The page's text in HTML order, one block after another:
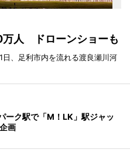
万人 ドローンショーも
日、足利市内を流れる渡良瀬川河
ーク駅で「M！LK」駅ジャッ
画